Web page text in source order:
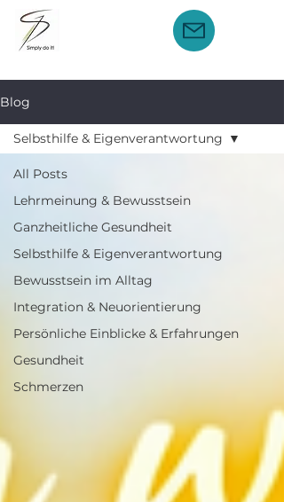
Blog
All Posts
Lehrmeinung & Bewusstsein
Ganzheitliche Gesundheit
Selbsthilfe & Eigenverantwortung
Bewusstsein im Alltag
Integration & Neuorientierung
Persönliche Einblicke & Erfahrungen
Gesundheit
Schmerzen
Selbsthilfe & Eigenverantwortung